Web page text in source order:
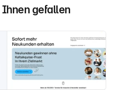
gefallen